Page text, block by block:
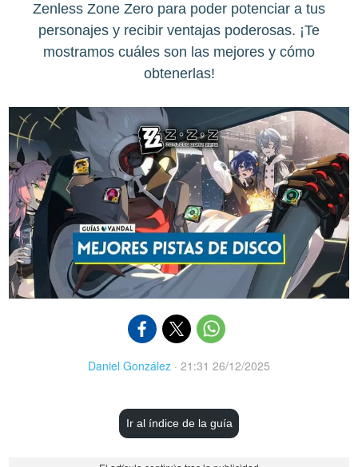
Zenless Zone Zero para poder potenciar a tus
personajes y recibir ventajas poderosas. ¡Te
mostramos cuáles son las mejores y cómo
obtenerlas!
Daniel González · 21:31 26/12/2025
Ir al índice de la guía